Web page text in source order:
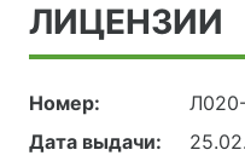
ЛИЦЕНЗИИ
Номер:
Дата выдачи: